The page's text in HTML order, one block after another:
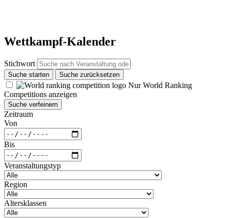
Wettkampf-Kalender
Stichwort
Suche starten Suche zurücksetzen
Nur World Ranking
Competitions anzeigen
Suche verfeinern
Zeitraum
Von
Bis
Veranstaltungstyp
Region
Altersklassen